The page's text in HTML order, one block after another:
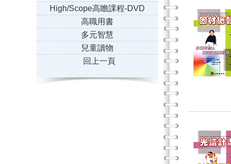
High/Scope高瞻課程-DVD
高職用書
多元智慧
兒童讀物
回上一頁